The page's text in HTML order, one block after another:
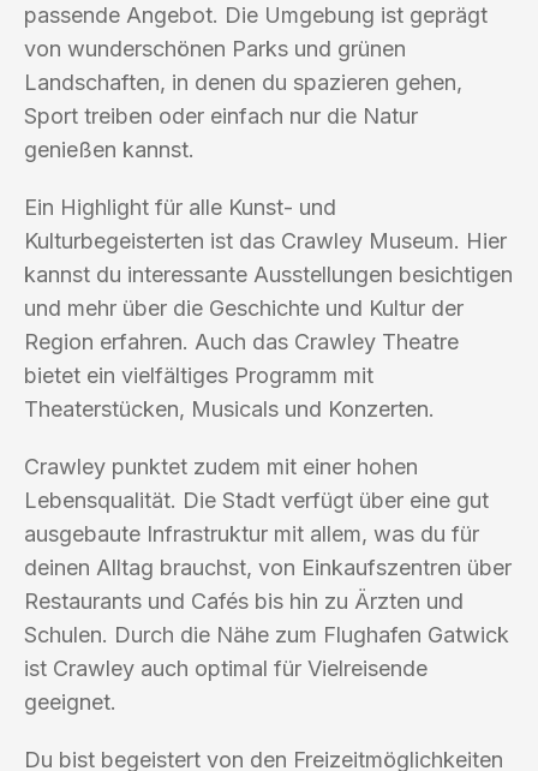
passende Angebot. Die Umgebung ist geprägt
von wunderschönen Parks und grünen
Landschaften, in denen du spazieren gehen,
Sport treiben oder einfach nur die Natur
genießen kannst.
Ein Highlight für alle Kunst- und
Kulturbegeisterten ist das Crawley Museum. Hier
kannst du interessante Ausstellungen besichtigen
und mehr über die Geschichte und Kultur der
Region erfahren. Auch das Crawley Theatre
bietet ein vielfältiges Programm mit
Theaterstücken, Musicals und Konzerten.
Crawley punktet zudem mit einer hohen
Lebensqualität. Die Stadt verfügt über eine gut
ausgebaute Infrastruktur mit allem, was du für
deinen Alltag brauchst, von Einkaufszentren über
Restaurants und Cafés bis hin zu Ärzten und
Schulen. Durch die Nähe zum Flughafen Gatwick
ist Crawley auch optimal für Vielreisende
geeignet.
Du bist begeistert von den Freizeitmöglichkeiten